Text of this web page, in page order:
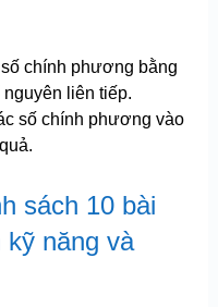
chính phương bằng
liên tiếp.
số chính phương vào
sách 10 bài
năng và